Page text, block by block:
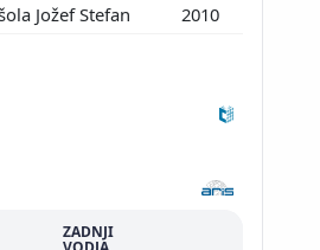
Jožef Stefan 2010
ZADNJI